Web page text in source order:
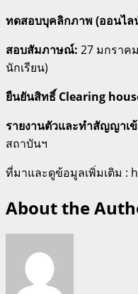
ทดสอบบุคลิกภาพ (ออนไล
สอบสัมภาษณ์: 27 มกราค
นักเรียน)
ยืนยันสิทธิ์ Clearing
รายงานตัวและทำสัญญาเ
สถาบันฯ
ที่มาและดูข้อมูลเพิ่มเติม :
About the